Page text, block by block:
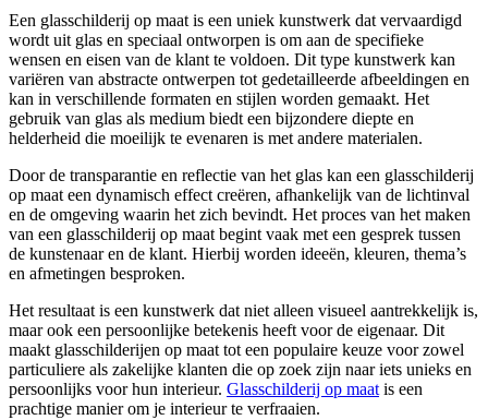
Een glasschilderij op maat is een uniek kunstwerk dat vervaardigd
wordt uit glas en speciaal ontworpen is om aan de specifieke
wensen en eisen van de klant te voldoen. Dit type kunstwerk kan
variëren van abstracte ontwerpen tot gedetailleerde afbeeldingen en
kan in verschillende formaten en stijlen worden gemaakt. Het
gebruik van glas als medium biedt een bijzondere diepte en
helderheid die moeilijk te evenaren is met andere materialen.
Door de transparantie en reflectie van het glas kan een glasschilderij
op maat een dynamisch effect creëren, afhankelijk van de lichtinval
en de omgeving waarin het zich bevindt. Het proces van het maken
van een glasschilderij op maat begint vaak met een gesprek tussen
de kunstenaar en de klant. Hierbij worden ideeën, kleuren, thema’s
en afmetingen besproken.
Het resultaat is een kunstwerk dat niet alleen visueel aantrekkelijk is,
maar ook een persoonlijke betekenis heeft voor de eigenaar. Dit
maakt glasschilderijen op maat tot een populaire keuze voor zowel
particuliere als zakelijke klanten die op zoek zijn naar iets unieks en
persoonlijks voor hun interieur. Glasschilderij op maat is een
prachtige manier om je interieur te verfraaien.